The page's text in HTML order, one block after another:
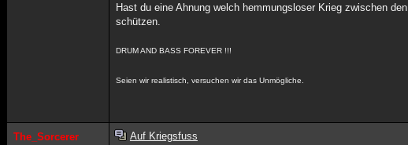
Hast du eine Ahnung welch hemmungsloser Krieg zwischen
schützen.
DRUM AND BASS FOREVER !!!
Seien wir realistisch, versuchen wir das Unmögliche.
The_Sorcerer Auf Kriegsfuss